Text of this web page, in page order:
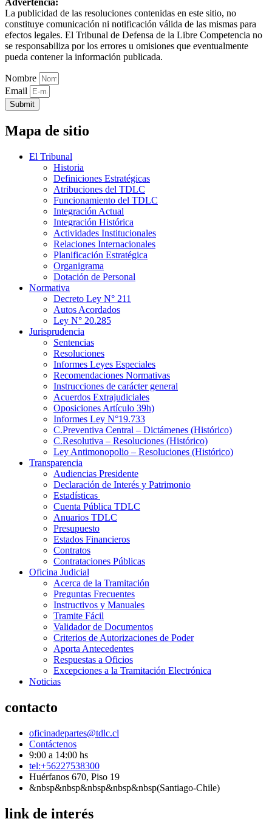
Advertencia:
La publicidad de las resoluciones contenidas en este sitio, no
constituye comunicación ni notificación válida de las mismas para
efectos legales. El Tribunal de Defensa de la Libre Competencia no
se responsabiliza por los errores u omisiones que eventualmente
pueda contener la información publicada.
Nombre
Email
Submit
Mapa de sitio
El Tribunal
Historia
Definiciones Estratégicas
Atribuciones del TDLC
Funcionamiento del TDLC
Integración Actual
Integración Histórica
Actividades Institucionales
Relaciones Internacionales
Planificación Estratégica
Organigrama
Dotación de Personal
Normativa
Decreto Ley N° 211
Autos Acordados
Ley N° 20.285
Jurisprudencia
Sentencias
Resoluciones
Informes Leyes Especiales
Recomendaciones Normativas
Instrucciones de carácter general
Acuerdos Extrajudiciales
Oposiciones Artículo 39h)
Informes Ley N°19.733
C.Preventiva Central – Dictámenes (Histórico)
C.Resolutiva – Resoluciones (Histórico)
Ley Antimonopolio – Resoluciones (Histórico)
Transparencia
Audiencias Presidente
Declaración de Interés y Patrimonio
Estadísticas
Cuenta Pública TDLC
Anuarios TDLC
Presupuesto
Estados Financieros
Contratos
Contrataciones Públicas
Oficina Judicial
Acerca de la Tramitación
Preguntas Frecuentes
Instructivos y Manuales
Tramite Fácil
Validador de Documentos
Criterios de Autorizaciones de Poder
Aporta Antecedentes
Respuestas a Oficios
Excepciones a la Tramitación Electrónica
Noticias
contacto
oficinadepartes@tdlc.cl
Contáctenos
9:00 a 14:00 hs
tel:+56227538300
Huérfanos 670, Piso 19
&nbsp&nbsp&nbsp&nbsp&nbsp(Santiago-Chile)
link de interés